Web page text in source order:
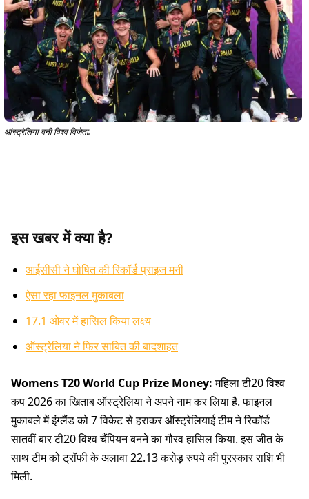
ऑस्ट्रेलिया बनी विश्व विजेता.
इस खबर में क्या है?
आईसीसी ने घोषित की रिकॉर्ड प्राइज मनी
ऐसा रहा फाइनल मुकाबला
17.1 ओवर में हासिल किया लक्ष्य
ऑस्ट्रेलिया ने फिर साबित की बादशाहत
Womens T20 World Cup Prize Money:महिला टी20 विश्व
कप 2026 का खिताब ऑस्ट्रेलिया ने अपने नाम कर लिया है. फाइनल
मुकाबले में इंग्लैंड को 7 विकेट से हराकर ऑस्ट्रेलियाई टीम ने रिकॉर्ड
सातवीं बार टी20 विश्व चैंपियन बनने का गौरव हासिल किया. इस जीत के
साथ टीम को ट्रॉफी के अलावा 22.13 करोड़ रुपये की पुरस्कार राशि भी
मिली.